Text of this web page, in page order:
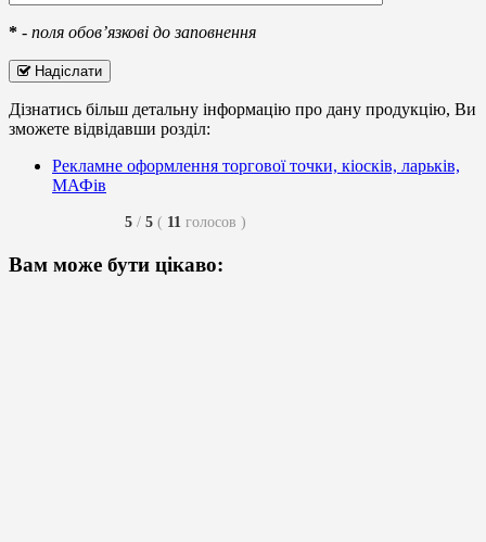
* - поля обов’язкові до заповнення
Надіслати
Дізнатись більш детальну інформацію про дану продукцію, Ви
зможете відвідавши розділ:
Рекламне оформлення торгової точки, кіосків, ларьків,
МАФів
5 / 5 ( 11 голосов )
Вам може бути цікаво: